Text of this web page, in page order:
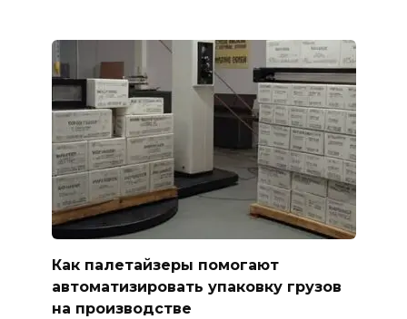
Как палетайзеры помогают
автоматизировать упаковку грузов
на производстве